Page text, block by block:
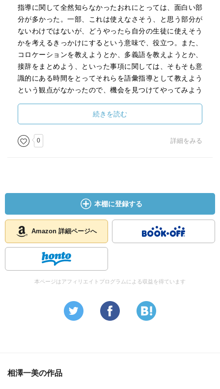
指導に関して全然知らなかったおれにとっては、面白い部
分が多かった。一部、これは使えなさそう、と思う部分が
ないわけではないが、どうやったら自分の生徒に使えそう
かを考えるきっかけにするという意味で、役立つ。また、
コロケーションを教えようとか、多義語を教えようとか、
接辞をまとめよう、といった事項に関しては、そもそも意
識的にある時間をとってそれらを語彙指導として教えよう
という観点がなかったので、機会を見つけてやってみよう
本の値段は2400円するが、英語の指導に語彙の指導は基
本的なことだし、それらについての様々な知見やノウハウ
が学べるという意味では、貴重で、十分モトがとれる本だ
と思う。（12/07/08）
続きを読む
0 詳細をみる
本棚に登録する
Amazon 詳細ページへ
本ページはアフィリエイトプログラムによる収益を得ています
相澤一美の作品